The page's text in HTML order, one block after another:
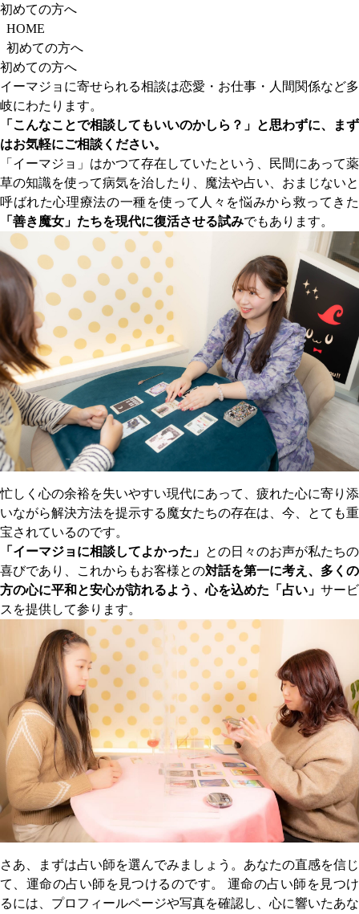
初めての方へ
HOME
初めての方へ
初めての方へ
イーマジョに寄せられる相談は恋愛・お仕事・人間関係など多
岐にわたります。
「こんなことで相談してもいいのかしら？」と思わずに、まず
はお気軽にご相談ください。
「イーマジョ」はかつて存在していたという、民間にあって薬
草の知識を使って病気を治したり、魔法や占い、おまじないと
呼ばれた心理療法の一種を使って人々を悩みから救ってきた
「善き魔女」たちを現代に復活させる試みでもあります。
忙しく心の余裕を失いやすい現代にあって、疲れた心に寄り添
いながら解決方法を提示する魔女たちの存在は、今、とても重
宝されているのです。
「イーマジョに相談してよかった」 との日々のお声が私たちの
喜びであり、これからもお客様との対話を第一に考え、多くの
方の心に平和と安心が訪れるよう、心を込めた「占い」 サービ
スを提供して参ります。
さあ、まずは占い師を選んでみましょう。あなたの直感を信じ
て、運命の占い師を見つけるのです。 運命の占い師を見つけ
るには、プロフィールページや写真を確認し、心に響いたあな